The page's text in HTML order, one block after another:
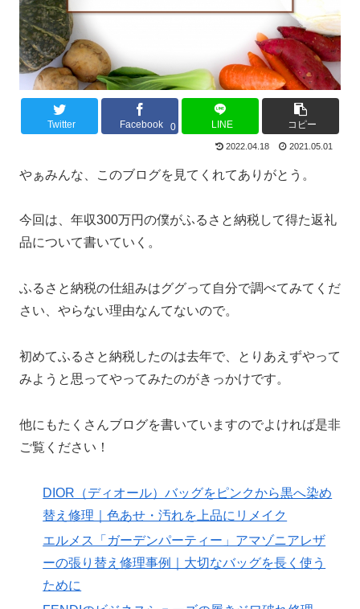
Twitter Facebook 0 LINE コピー
2022.04.18 2021.05.01
やぁみんな、このブログを見てくれてありがとう。
今回は、年収300万円の僕がふるさと納税して得た返礼
品について書いていく。
ふるさと納税の仕組みはググって自分で調べてみてくだ
さい、やらない理由なんてないので。
初めてふるさと納税したのは去年で、とりあえずやって
みようと思ってやってみたのがきっかけです。
他にもたくさんブログを書いていますのでよければ是非
ご覧ください！
DIOR（ディオール）バッグをピンクから黒へ染め
替え修理｜色あせ・汚れを上品にリメイク
エルメス「ガーデンパーティー」アマゾニアレザ
ーの張り替え修理事例｜大切なバッグを長く使う
ために